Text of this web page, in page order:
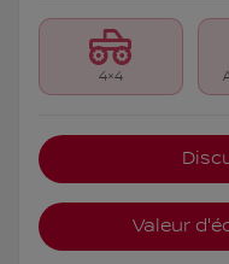
4×4
Valeur